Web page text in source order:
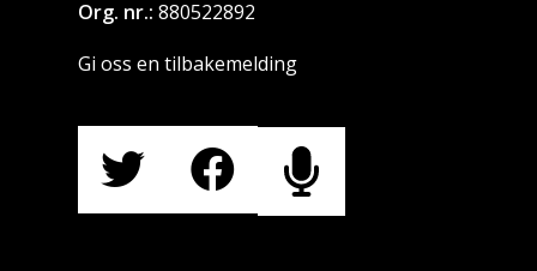
Org. nr.: 880522892
Gi oss en tilbakemelding